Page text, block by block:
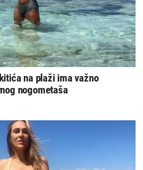
na plaži ima važno
nogometaša